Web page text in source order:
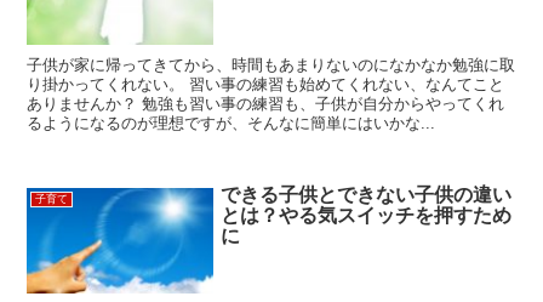
子供が家に帰ってきてから、時間もあまりないのになかなか勉強に取
り掛かってくれない。 習い事の練習も始めてくれない、なんてこと
ありませんか？ 勉強も習い事の練習も、子供が自分からやってくれ
るようになるのが理想ですが、そんなに簡単にはいかな...
子育て
できる子供とできない子供の違い
とは？やる気スイッチを押すため
に